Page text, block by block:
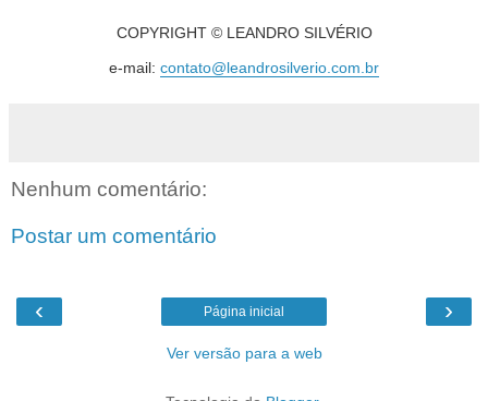
COPYRIGHT © LEANDRO SILVÉRIO
e-mail: contato@leandrosilverio.com.br
Nenhum comentário:
Postar um comentário
‹ ›
Página inicial
Ver versão para a web